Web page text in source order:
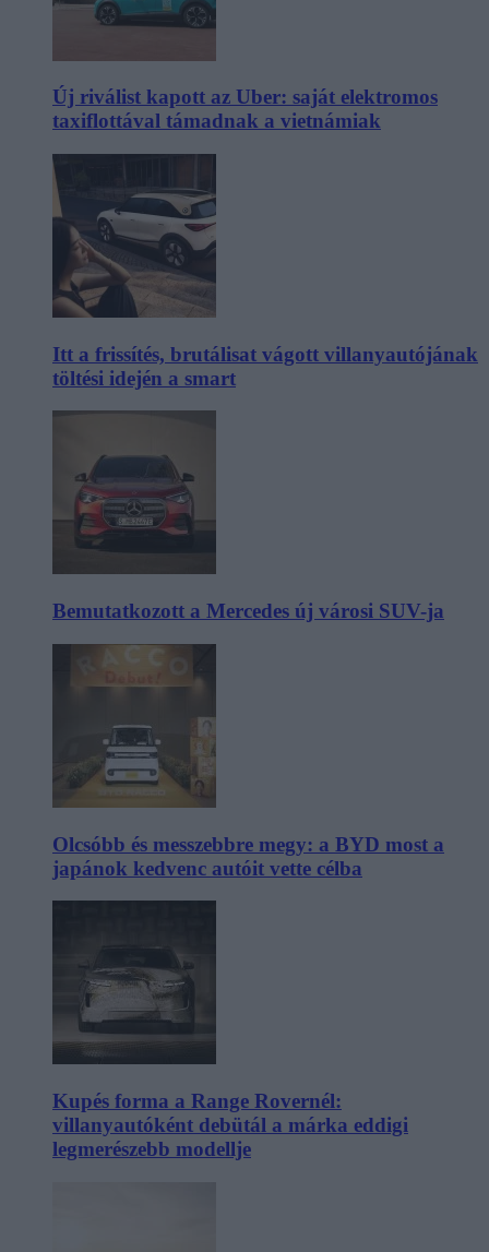
Új riválist kapott az Uber: saját elektromos
taxiflottával támadnak a vietnámiak
Itt a frissítés, brutálisat vágott villanyautójának
töltési idején a smart
Bemutatkozott a Mercedes új városi SUV-ja
Olcsóbb és messzebbre megy: a BYD most a
japánok kedvenc autóit vette célba
Kupés forma a Range Rovernél:
villanyautóként debütál a márka eddigi
legmerészebb modellje